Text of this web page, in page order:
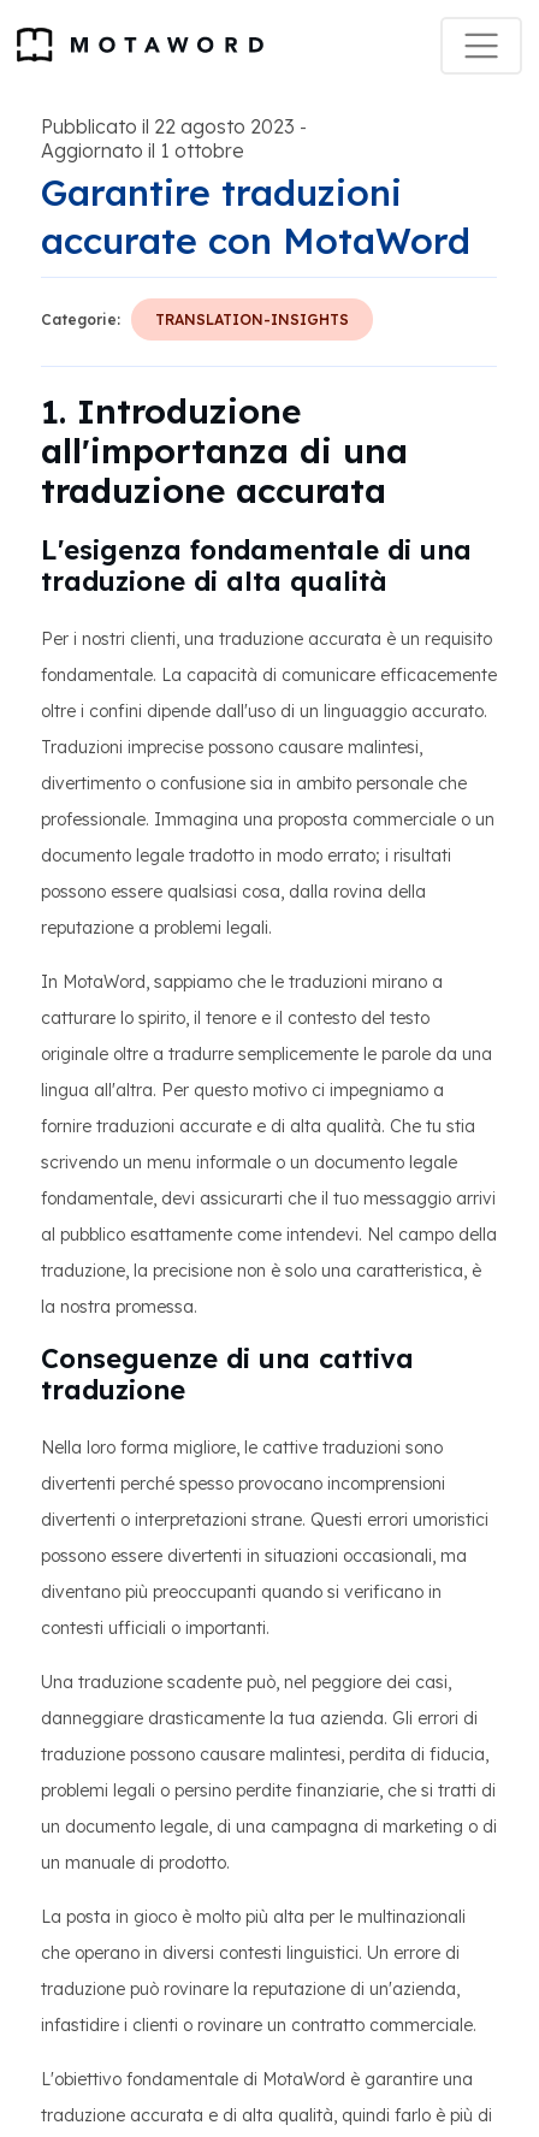
Pubblicato il 22 agosto 2023 -
Aggiornato il 1 ottobre
Garantire traduzioni
accurate con MotaWord
Categorie: TRANSLATION-INSIGHTS
1. Introduzione
all'importanza di una
traduzione accurata
L'esigenza fondamentale di una
traduzione di alta qualità
Per i nostri clienti, una traduzione accurata è un requisito
fondamentale. La capacità di comunicare efficacemente
oltre i confini dipende dall'uso di un linguaggio accurato.
Traduzioni imprecise possono causare malintesi,
divertimento o confusione sia in ambito personale che
professionale. Immagina una proposta commerciale o un
documento legale tradotto in modo errato; i risultati
possono essere qualsiasi cosa, dalla rovina della
reputazione a problemi legali.
In MotaWord, sappiamo che le traduzioni mirano a
catturare lo spirito, il tenore e il contesto del testo
originale oltre a tradurre semplicemente le parole da una
lingua all'altra. Per questo motivo ci impegniamo a
fornire traduzioni accurate e di alta qualità. Che tu stia
scrivendo un menu informale o un documento legale
fondamentale, devi assicurarti che il tuo messaggio arrivi
al pubblico esattamente come intendevi. Nel campo della
traduzione, la precisione non è solo una caratteristica, è
la nostra promessa.
Conseguenze di una cattiva
traduzione
Nella loro forma migliore, le cattive traduzioni sono
divertenti perché spesso provocano incomprensioni
divertenti o interpretazioni strane. Questi errori umoristici
possono essere divertenti in situazioni occasionali, ma
diventano più preoccupanti quando si verificano in
contesti ufficiali o importanti.
Una traduzione scadente può, nel peggiore dei casi,
danneggiare drasticamente la tua azienda. Gli errori di
traduzione possono causare malintesi, perdita di fiducia,
problemi legali o persino perdite finanziarie, che si tratti di
un documento legale, di una campagna di marketing o di
un manuale di prodotto.
La posta in gioco è molto più alta per le multinazionali
che operano in diversi contesti linguistici. Un errore di
traduzione può rovinare la reputazione di un'azienda,
infastidire i clienti o rovinare un contratto commerciale.
L'obiettivo fondamentale di MotaWord è garantire una
traduzione accurata e di alta qualità, quindi farlo è più di